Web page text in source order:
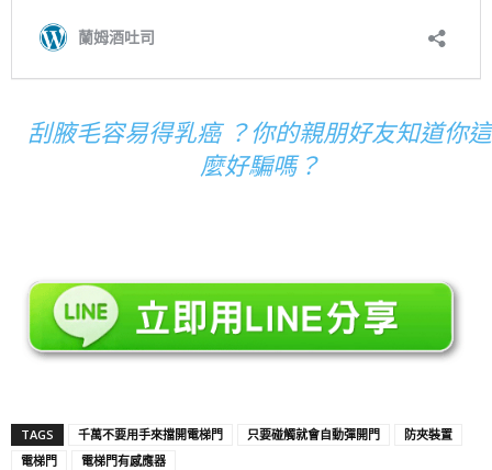
刮腋毛容易得乳癌 ？你的親朋好友知道你這
麼好騙嗎？
TAGS 千萬不要用手來擋開電梯門 只要碰觸就會自動彈開門
防夾裝置
電梯門
電梯門有感應器